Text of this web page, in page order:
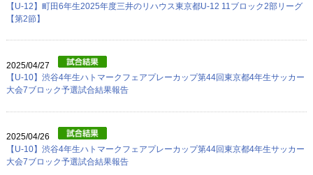
【U-12】町田6年生2025年度三井のリハウス東京都U-12 11ブロック2部リーグ
【第2節】
2025/04/27
【U-10】渋谷4年生ハトマークフェアプレーカップ第44回東京都4年生サッカー
大会7ブロック予選試合結果報告
2025/04/26
【U-10】渋谷4年生ハトマークフェアプレーカップ第44回東京都4年生サッカー
大会7ブロック予選試合結果報告